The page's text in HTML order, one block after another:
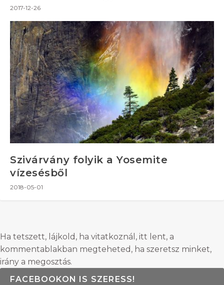
2017-12-26
Szivárvány folyik a Yosemite
vízesésből
2018-05-01
Ha tetszett, lájkold, ha vitatkoznál, itt lent, a
kommentablakban megteheted, ha szeretsz minket,
irány a megosztás.
FACEBOOKON IS SZERESS!